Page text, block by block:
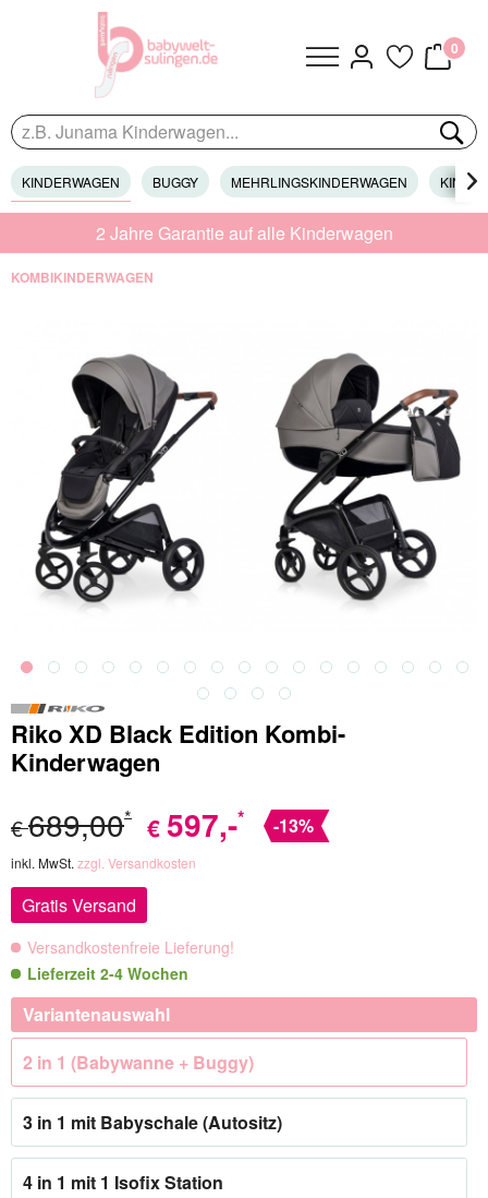
0
KINDERWAGEN BUGGY MEHRLINGSKINDERWAGEN 
2 Jahre Garantie auf alle Kinderwagen
KOMBIKINDERWAGEN
Riko XD Black Edition Kombi-
Kinderwagen
€689,00* € 597,-* -13%
inkl. MwSt. zzgl. Versandkosten
Gratis Versand
Versandkostenfreie Lieferung!
Lieferzeit 2-4 Wochen
Variantenauswahl
2 in 1 (Babywanne + Buggy)
3 in 1 mit Babyschale (Autositz)
4 in 1 mit 1 Isofix Station